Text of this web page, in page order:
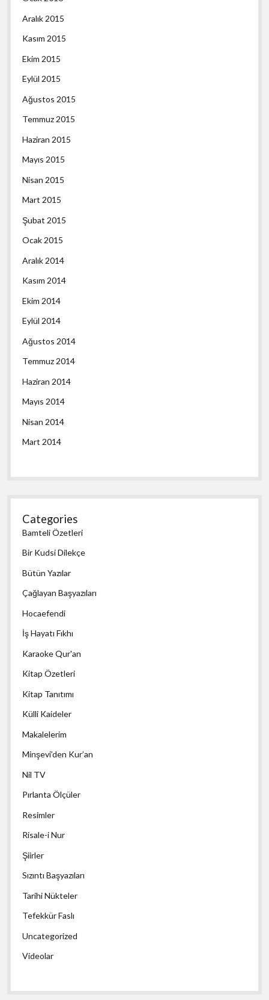
Aralık 2015
Kasım 2015
Ekim 2015
Eylül 2015
Ağustos 2015
Temmuz 2015
Haziran 2015
Mayıs 2015
Nisan 2015
Mart 2015
Şubat 2015
Ocak 2015
Aralık 2014
Kasım 2014
Ekim 2014
Eylül 2014
Ağustos 2014
Temmuz 2014
Haziran 2014
Mayıs 2014
Nisan 2014
Mart 2014
Categories
Bamteli Özetleri
Bir Kudsi Dilekçe
Bütün Yazılar
Çağlayan Başyazıları
Hocaefendi
İş Hayatı Fıkhı
Karaoke Qur'an
Kitap Özetleri
Kitap Tanıtımı
Külli Kaideler
Makalelerim
Minşevi’den Kur’an
Nil TV
Pırlanta Ölçüler
Resimler
Risale-i Nur
Şiirler
Sızıntı Başyazıları
Tarihi Nükteler
Tefekkür Faslı
Uncategorized
Videolar